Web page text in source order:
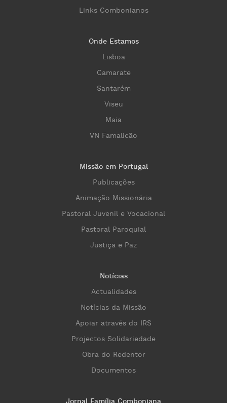
Links Combonianos
Onde Estamos
Lisboa
Camarate
Santarém
Viseu
Maia
VN Famalicão
Missão em Portugal
Publicações
Animação Missionária
Pastoral Juvenil e Vocacional
Pastoral Paroquial
Justiça e Paz
Notícias
Actualidades
Notícias da Missão
Apoiar através do IRS
Projectos Solidariedade
Obra do Redentor
Documentos